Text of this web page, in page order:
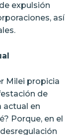
expulsión
así
Milei propicia
de
actual en
Porque, en el